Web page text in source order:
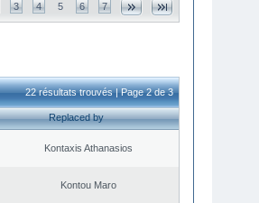
3 4 5 6 7
22 résultats trouvés | Page 2 de 3
Replaced by
Kontaxis Athanasios
Kontou Maro